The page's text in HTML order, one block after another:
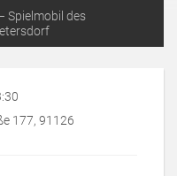
Spielmobil des
177, 91126